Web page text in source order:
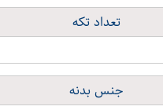
تعداد تکه
جنس بدنه